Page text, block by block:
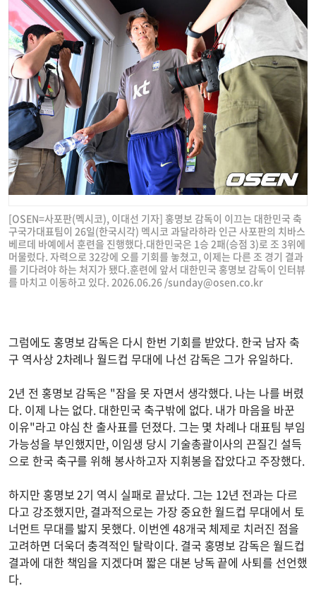
[OSEN=사포판(멕시코), 이대선 기자] 홍명보 감독이 이끄는 대한민국 축
구국가대표팀이 26일(한국시각) 멕시코 과달라하라 인근 사포판의 치바스
베르데 바예에서 훈련을 진행했다.대한민국은 1승 2패(승점 3)로 조 3위에
머물렀다. 자력으로 32강에 오를 기회를 놓쳤고, 이제는 다른 조 경기 결과
를 기다려야 하는 처지가 됐다.훈련에 앞서 대한민국 홍명보 감독이 인터뷰
를 마치고 이동하고 있다. 2026.06.26 /sunday@osen.co.kr
그럼에도 홍명보 감독은 다시 한번 기회를 받았다. 한국 남자 축
구 역사상 2차례나 월드컵 무대에 나선 감독은 그가 유일하다.
2년 전 홍명보 감독은 "잠을 못 자면서 생각했다. 나는 나를 버렸
다. 이제 나는 없다. 대한민국 축구밖에 없다. 내가 마음을 바꾼
이유"라고 야심 찬 출사표를 던졌다. 그는 몇 차례나 대표팀 부임
가능성을 부인했지만, 이임생 당시 기술총괄이사의 끈질긴 설득
으로 한국 축구를 위해 봉사하고자 지휘봉을 잡았다고 주장했다.
하지만 홍명보 2기 역시 실패로 끝났다. 그는 12년 전과는 다르
다고 강조했지만, 결과적으로는 가장 중요한 월드컵 무대에서 토
너먼트 무대를 밟지 못했다. 이번엔 48개국 체제로 치러진 점을
고려하면 더욱더 충격적인 탈락이다. 결국 홍명보 감독은 월드컵
결과에 대한 책임을 지겠다며 짧은 대본 낭독 끝에 사퇴를 선언했
다.